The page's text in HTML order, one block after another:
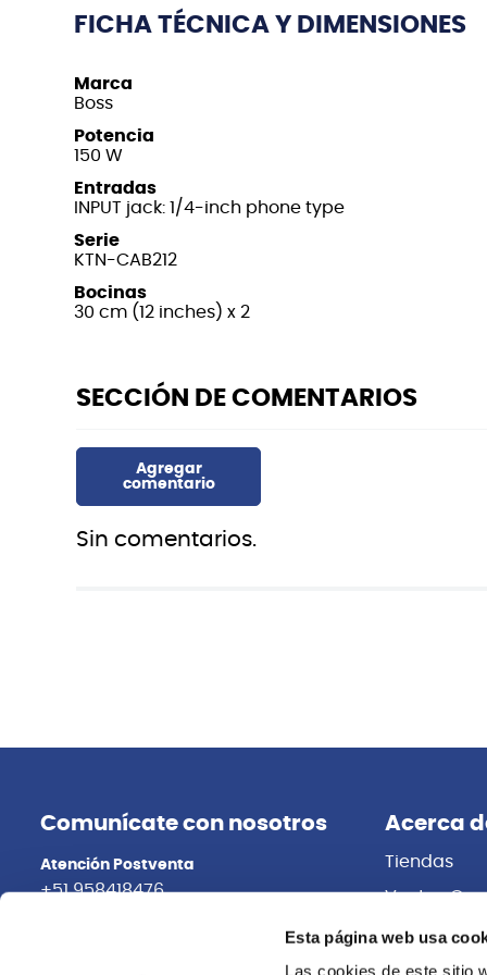
Esta página web usa
Las cookies de este sitio
FICHA TÉCNICA Y DIMENSIONES
Marca
Boss
Potencia
150 W
Entradas
INPUT jack: 1/4-inch phone type
Serie
KTN-CAB212
Bocinas
30 cm (12 inches) x 2
Sin comentarios.
Comunícate con nosotros
Atención Postventa
+51 958418476
Acerca
Tiendas
Ventas
Trabaja